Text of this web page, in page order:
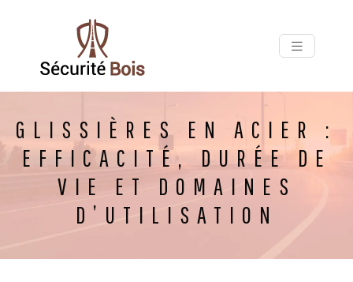
GLISSIÈRES EN ACIER :
EFFICACITÉ, DURÉE DE
VIE ET DOMAINES
D’UTILISATION